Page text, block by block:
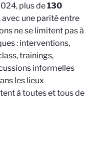
plus de130
une parité entre
ne se limitent pas à
: interventions,
trainings,
informelles
les lieux
à toutes et tous de